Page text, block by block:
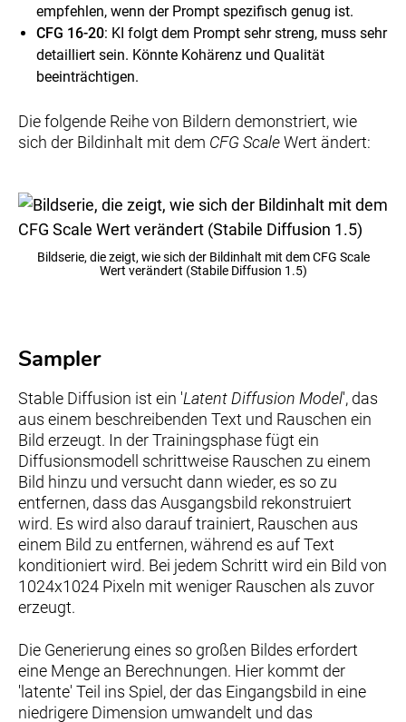
empfehlen, wenn der Prompt spezifisch genug ist.
CFG 16-20: KI folgt dem Prompt sehr streng, muss sehr
detailliert sein. Könnte Kohärenz und Qualität
beeinträchtigen.
Die folgende Reihe von Bildern demonstriert, wie
sich der Bildinhalt mit dem CFG ScaleWert ändert:
Bildserie, die zeigt, wie sich der Bildinhalt mit dem CFG Scale
Wert verändert (Stabile Diffusion 1.5)
Sampler
Stable Diffusion ist ein 'Latent Diffusion Model', das
aus einem beschreibenden Text und Rauschen ein
Bild erzeugt. In der Trainingsphase fügt ein
Diffusionsmodell schrittweise Rauschen zu einem
Bild hinzu und versucht dann wieder, es so zu
entfernen, dass das Ausgangsbild rekonstruiert
wird. Es wird also darauf trainiert, Rauschen aus
einem Bild zu entfernen, während es auf Text
konditioniert wird. Bei jedem Schritt wird ein Bild von
1024x1024 Pixeln mit weniger Rauschen als zuvor
erzeugt.
Die Generierung eines so großen Bildes erfordert
eine Menge an Berechnungen. Hier kommt der
'latente' Teil ins Spiel, der das Eingangsbild in eine
niedrigere Dimension umwandelt und das